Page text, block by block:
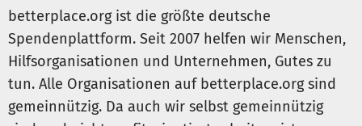
betterplace.org ist die größte deutsche
Spendenplattform. Seit 2007 helfen wir Menschen,
Hilfsorganisationen und Unternehmen, Gutes zu
tun. Alle Organisationen auf betterplace.org sind
gemeinnützig. Da auch wir selbst gemeinnützig